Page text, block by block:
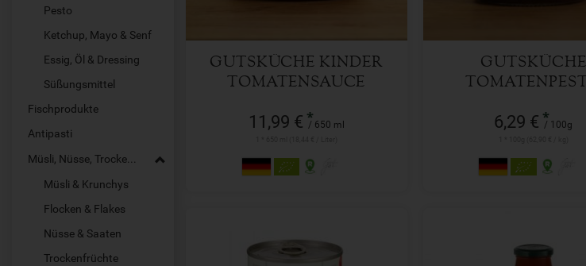
Pesto
Ketchup, Mayo & Senf
Essig, Öl & Dressing
Süßungsmittel
Fischprodukte
Antipasti
Müsli, Nüsse, Trockenfrüchte
Müsli & Krunchys
Flocken & Flakes
Nüsse & Saaten
Trockenfrüchte
GUTSKÜCHE KINDER
TOMATENSAUCE
11,99 € *
/ 650 ml
GUTSKÜCHE
6,29 € *
/ 100g